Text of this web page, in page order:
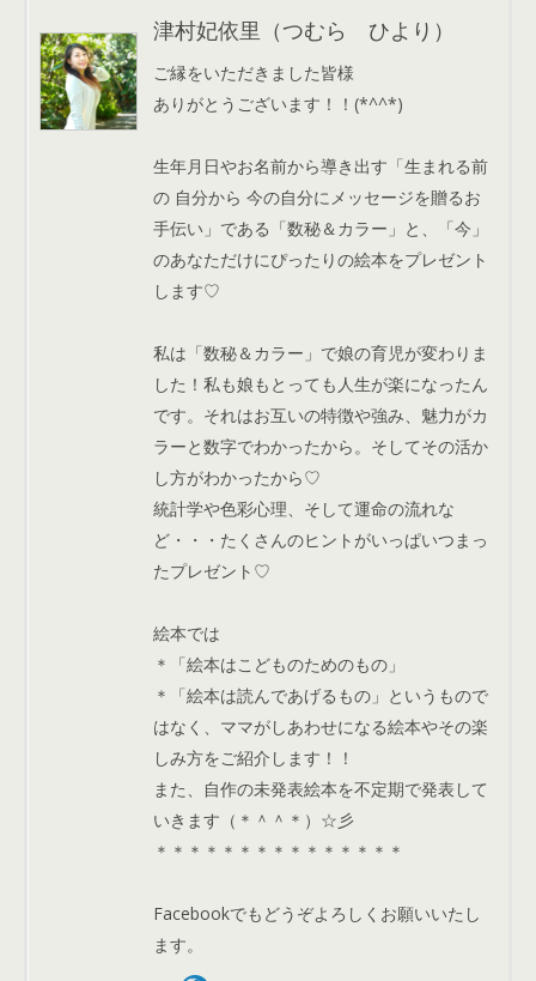
津村妃依里（つむら ひより）
ご縁をいただきました皆様
ありがとうございます！！(*^^*)
生年月日やお名前から導き出す「生まれる前
の 自分から 今の自分にメッセージを贈るお
手伝い」である「数秘＆カラー」と、「今」
のあなただけにぴったりの絵本をプレゼント
します♡
私は「数秘＆カラー」で娘の育児が変わりま
した！私も娘もとっても人生が楽になったん
です。それはお互いの特徴や強み、魅力がカ
ラーと数字でわかったから。そしてその活か
し方がわかったから♡
統計学や色彩心理、そして運命の流れな
ど・・・たくさんのヒントがいっぱいつまっ
たプレゼント♡
絵本では
＊「絵本はこどものためのもの」
＊「絵本は読んであげるもの」というもので
はなく、ママがしあわせになる絵本やその楽
しみ方をご紹介します！！
また、自作の未発表絵本を不定期で発表して
いきます（＊＾＾＊）☆彡
＊＊＊＊＊＊＊＊＊＊＊＊＊＊＊
Facebookでもどうぞよろしくお願いいたし
ます。